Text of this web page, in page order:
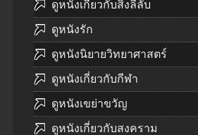
ดูหนังเกี่ยวกับสิ่งลี้ลับ
ดูหนังรัก
ดูหนังนิยายวิทยาศาสตร์
ดูหนังเกี่ยวกับกีฬา
ดูหนังเขย่าขวัญ
ดูหนังเกี่ยวกับสงคราม